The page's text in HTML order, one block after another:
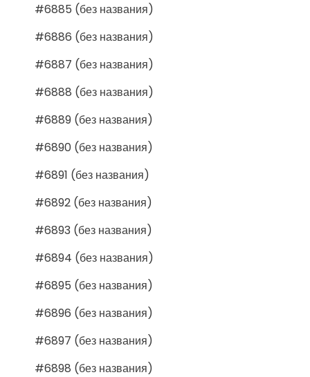
#6885 (без названия)
#6886 (без названия)
#6887 (без названия)
#6888 (без названия)
#6889 (без названия)
#6890 (без названия)
#6891 (без названия)
#6892 (без названия)
#6893 (без названия)
#6894 (без названия)
#6895 (без названия)
#6896 (без названия)
#6897 (без названия)
#6898 (без названия)